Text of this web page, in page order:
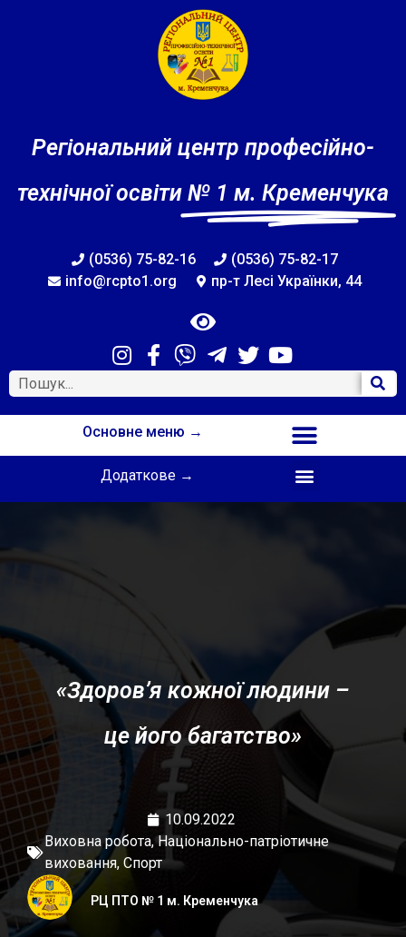
Регіональний центр професійно-
технічної освіти № 1 м. Кременчука
(0536) 75-82-16
(0536) 75-82-17
info@rcpto1.org
пр-т Лесі Українки, 44
Основне меню →
Додаткове →
«Здоров’я кожної людини –
це його багатство»
10.09.2022
Виховна робота,Національно-патріотичне
виховання, Спорт
РЦ ПТО № 1 м. Кременчука